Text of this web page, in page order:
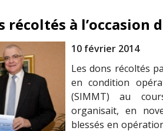
récoltés à l’occasion
10 février 2014
Les dons récoltés
en condition
(SIMMT) au
organisait, en
blessés en